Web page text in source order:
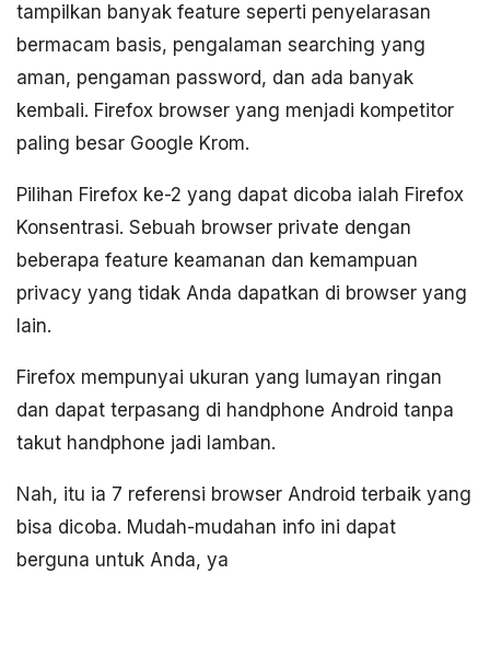
tampilkan banyak feature seperti penyelarasan
bermacam basis, pengalaman searching yang
aman, pengaman password, dan ada banyak
kembali. Firefox browser yang menjadi kompetitor
paling besar Google Krom.
Pilihan Firefox ke-2 yang dapat dicoba ialah Firefox
Konsentrasi. Sebuah browser private dengan
beberapa feature keamanan dan kemampuan
privacy yang tidak Anda dapatkan di browser yang
lain.
Firefox mempunyai ukuran yang lumayan ringan
dan dapat terpasang di handphone Android tanpa
takut handphone jadi lamban.
Nah, itu ia 7 referensi browser Android terbaik yang
bisa dicoba. Mudah-mudahan info ini dapat
berguna untuk Anda, ya